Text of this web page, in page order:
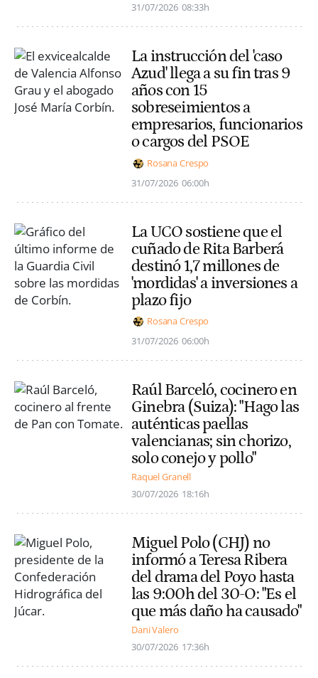
31/07/2026 08:33h
La instrucción del 'caso
Azud' llega a su fin tras 9
años con 15
sobreseimientos a
empresarios, funcionarios
o cargos del PSOE
Rosana Crespo
31/07/2026 06:00h
La UCO sostiene que el
cuñado de Rita Barberá
destinó 1,7 millones de
'mordidas' a inversiones a
plazo fijo
Rosana Crespo
31/07/2026 06:00h
Raúl Barceló, cocinero en
Ginebra (Suiza): "Hago las
auténticas paellas
valencianas; sin chorizo,
solo conejo y pollo"
Raquel Granell
30/07/2026 18:16h
Miguel Polo (CHJ) no
informó a Teresa Ribera
del drama del Poyo hasta
las 9:00h del 30-O: "Es el
que más daño ha causado"
Dani Valero
30/07/2026 17:36h